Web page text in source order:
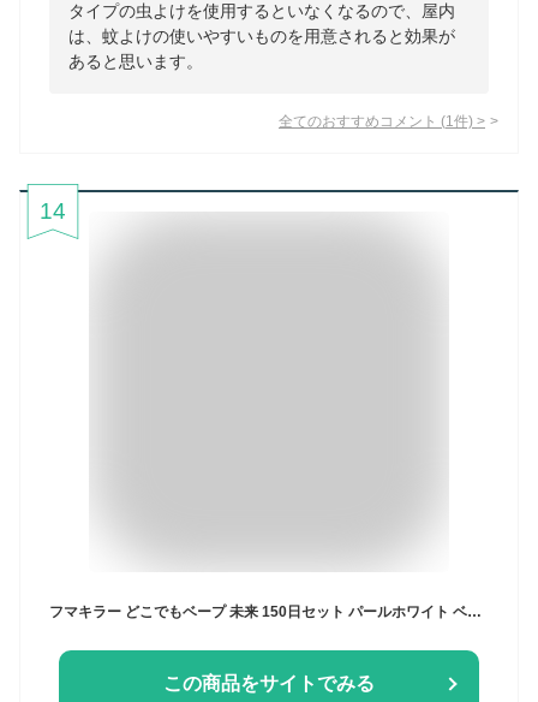
タイプの虫よけを使用するといなくなるので、屋内
は、蚊よけの使いやすいものを用意されると効果が
あると思います。
全てのおすすめコメント (1 件) >
14
フマキラー どこでもベープ 未来 150日セット パールホワイト ベープ 蚊 対策 駆除 駆除剤 殺虫剤 交換なし 静音 電池式 虫よけ 虫さされ
この商品をサイトでみる